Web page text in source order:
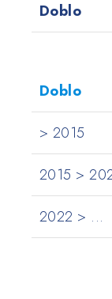
Doblo
Doblo
> 2015
2015 >
2022 > ...